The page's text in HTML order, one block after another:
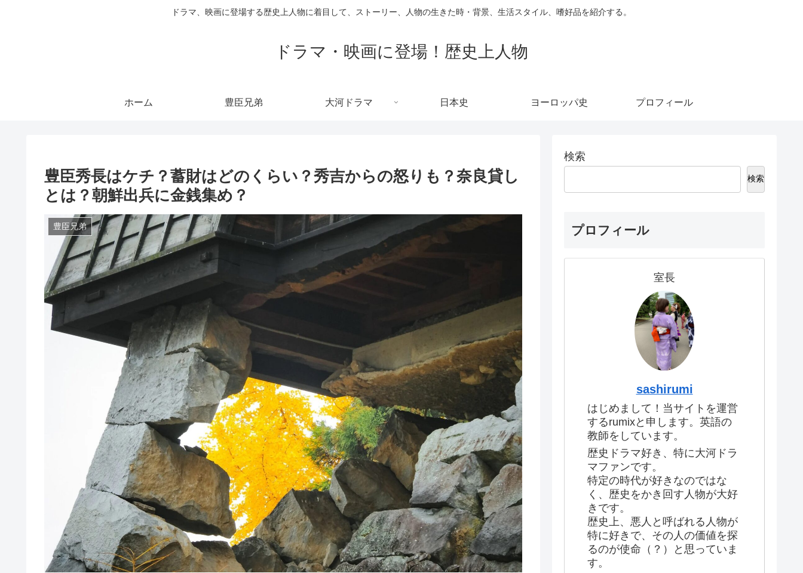
ドラマ、映画に登場する歴史上人物に着目して、ストーリー、人物の生きた時・背景、生活スタイル、嗜好品を紹介する。
ドラマ・映画に登場！歴史上人物
ホーム 豊臣兄弟 大河ドラマ 日本史 ヨーロッパ史 プロフィール
豊臣秀長はケチ？蓄財はどのくらい？秀吉からの怒りも？奈良貸し
とは？朝鮮出兵に金銭集め？
豊臣兄弟
検索
検索
プロフィール
室長
sashirumi
はじめまして！当サイトを運営
するrumixと申します。英語の
教師をしています。
歴史ドラマ好き、特に大河ドラ
マファンです。
特定の時代が好きなのではな
く、歴史をかき回す人物が大好
きです。
歴史上、悪人と呼ばれる人物が
特に好きで、その人の価値を探
るのが使命（？）と思っていま
す。